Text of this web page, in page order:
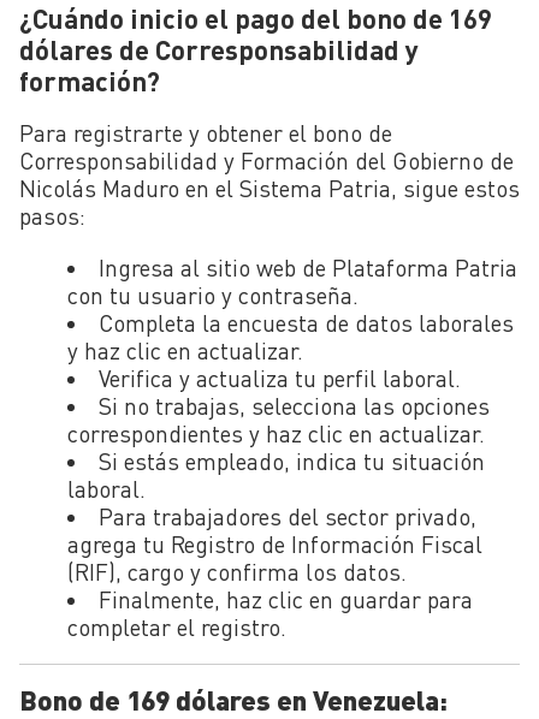
¿Cuándo inicio el pago del bono de 169
dólares de Corresponsabilidad y
formación?
Para registrarte y obtener el bono de
Corresponsabilidad y Formación del Gobierno de
Nicolás Maduro en el Sistema Patria, sigue estos
pasos:
Ingresa al sitio web de Plataforma Patria
con tu usuario y contraseña.
Completa la encuesta de datos laborales
y haz clic en actualizar.
Verifica y actualiza tu perfil laboral.
Si no trabajas, selecciona las opciones
correspondientes y haz clic en actualizar.
Si estás empleado, indica tu situación
laboral.
Para trabajadores del sector privado,
agrega tu Registro de Información Fiscal
(RIF), cargo y confirma los datos.
Finalmente, haz clic en guardar para
completar el registro.
Bono de 169 dólares en Venezuela: